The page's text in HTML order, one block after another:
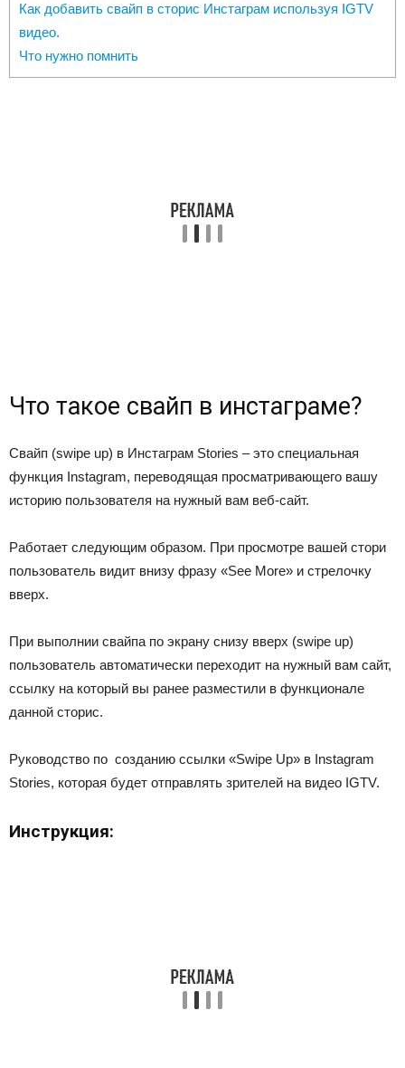
Как добавить свайп в сторис Инстаграм используя IGTV
видео.
Что нужно помнить
Что такое свайп в инстаграме?
Свайп (swipe up) в Инстаграм Stories – это специальная
функция Instagram, переводящая просматривающего вашу
историю пользователя на нужный вам веб-сайт.
Работает следующим образом. При просмотре вашей стори
пользователь видит внизу фразу «See More» и стрелочку
вверх.
При выполнии свайпа по экрану снизу вверх (swipe up)
пользователь автоматически переходит на нужный вам сайт,
ссылку на который вы ранее разместили в функционале
данной сторис.
Руководство по созданию ссылки «Swipe Up» в Instagram
Stories, которая будет отправлять зрителей на видео IGTV.
Инструкция: